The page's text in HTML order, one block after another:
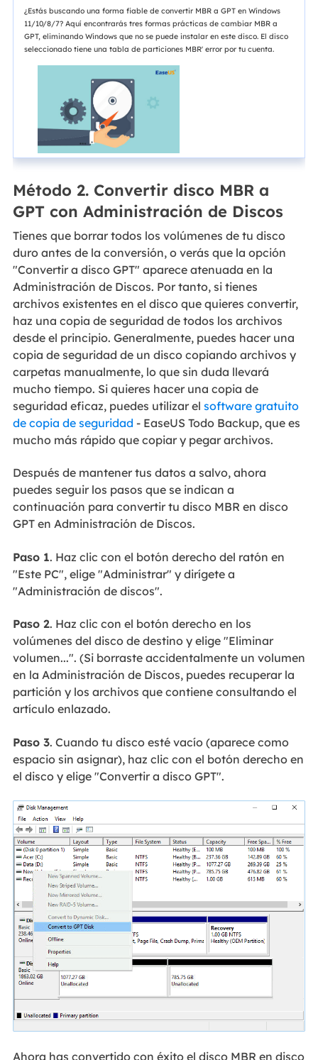
¿Estás buscando una forma fiable de convertir MBR a GPT en Windows
11/10/8/7? Aquí encontrarás tres formas prácticas de cambiar MBR a
GPT, eliminando Windows que no se puede instalar en este disco. El disco
seleccionado tiene una tabla de particiones MBR' error por tu cuenta.
Método 2. Convertir disco MBR a
GPT con Administración de Discos
Tienes que borrar todos los volúmenes de tu disco
duro antes de la conversión, o verás que la opción
"Convertir a disco GPT" aparece atenuada en la
Administración de Discos. Por tanto, si tienes
archivos existentes en el disco que quieres convertir,
haz una copia de seguridad de todos los archivos
desde el principio. Generalmente, puedes hacer una
copia de seguridad de un disco copiando archivos y
carpetas manualmente, lo que sin duda llevará
mucho tiempo. Si quieres hacer una copia de
seguridad eficaz, puedes utilizar el software gratuito
de copia de seguridad - EaseUS Todo Backup, que es
mucho más rápido que copiar y pegar archivos.
Después de mantener tus datos a salvo, ahora
puedes seguir los pasos que se indican a
continuación para convertir tu disco MBR en disco
GPT en Administración de Discos.
Paso 1. Haz clic con el botón derecho del ratón en
"Este PC", elige "Administrar" y dirígete a
"Administración de discos".
Paso 2. Haz clic con el botón derecho en los
volúmenes del disco de destino y elige "Eliminar
volumen...". (Si borraste accidentalmente un volumen
en la Administración de Discos, puedes recuperar la
partición y los archivos que contiene consultando el
artículo enlazado.
Paso 3. Cuando tu disco esté vacío (aparece como
espacio sin asignar), haz clic con el botón derecho en
el disco y elige "Convertir a disco GPT".
Ahora has convertido con éxito el disco MBR en disco